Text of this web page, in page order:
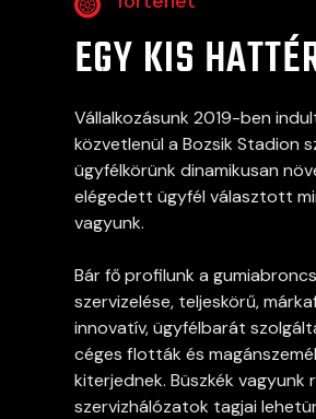
EGY KIS
Vállalkozásunk 2019-ben
közvetlenül a Bozsik Stadion
ügyfélkörünk dinamikusan
elégedett ügyfél választott
vagyunk.
Bár fő profilunk a
szervizelése, teljeskörű,
innovatív, ügyfélbarát
céges flották és
kiterjednek. Büszkék
szervizhálózatok tagjai